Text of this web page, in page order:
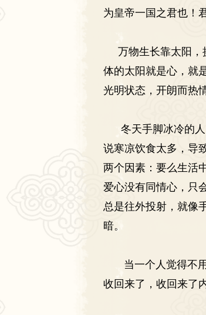
为皇帝一国之君也！
万物生长靠太阳，
体的太阳就是心，就
光明状态，开朗而热
冬天手脚冰冷的人
说寒凉饮食太多，导
两个因素：要么生活
爱心没有同情心，只
总是往外投射，就像
暗。
当一个人觉得不用
收回来了，收回来了